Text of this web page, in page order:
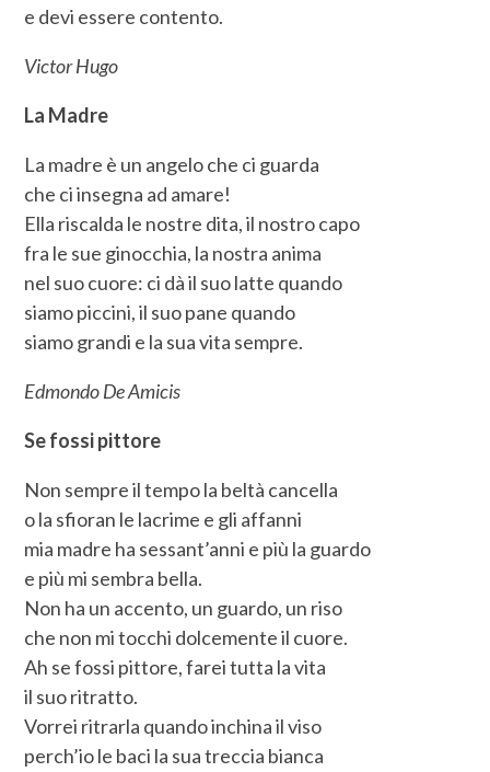
e devi essere contento.
Victor Hugo
La Madre
La madre è un angelo che ci guarda
che ci insegna ad amare!
Ella riscalda le nostre dita, il nostro capo
fra le sue ginocchia, la nostra anima
nel suo cuore: ci dà il suo latte quando
siamo piccini, il suo pane quando
siamo grandi e la sua vita sempre.
Edmondo De Amicis
Se fossi pittore
Non sempre il tempo la beltà cancella
o la sfioran le lacrime e gli affanni
mia madre ha sessant’anni e più la guardo
e più mi sembra bella.
Non ha un accento, un guardo, un riso
che non mi tocchi dolcemente il cuore.
Ah se fossi pittore, farei tutta la vita
il suo ritratto.
Vorrei ritrarla quando inchina il viso
perch’io le baci la sua treccia bianca